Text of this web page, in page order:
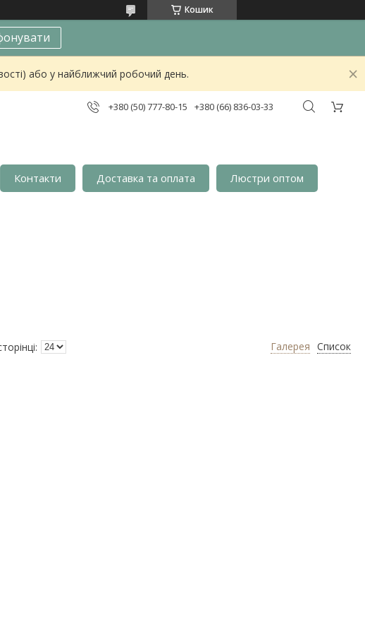
Кошик
або у найближчий робочий день.
+380 (50) 777-80-15 +380 (66) 836-03-33
Контакти Доставка та оплата
Люстри оптом
Галерея Список